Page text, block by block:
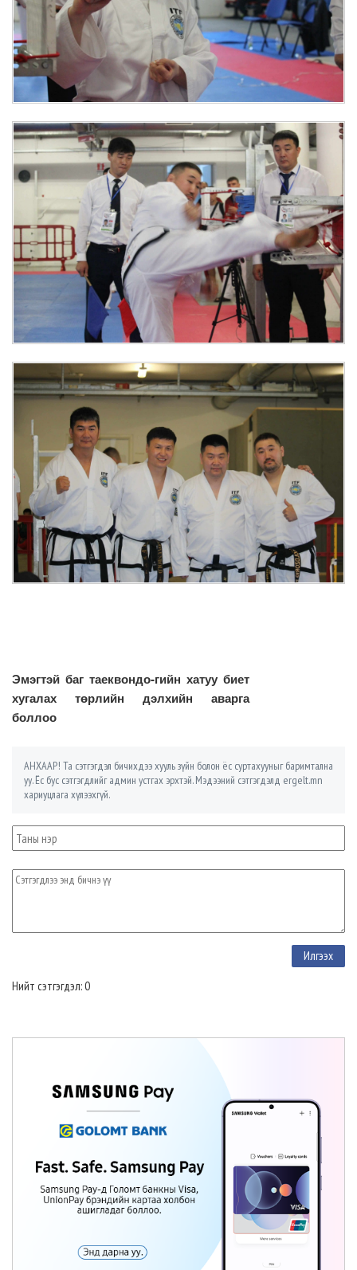
Эмэгтэй баг таеквондо-гийн хатуу биет
хугалах төрлийн дэлхийн аварга
боллоо
АНХААР! Та сэтгэгдэл бичихдээ хууль зүйн болон ёс суртахууныг баримтална
уу. Ёс бус сэтгэгдлийг админ устгах эрхтэй. Мэдээний сэтгэгдэлд ergelt.mn
хариуцлага хүлээхгүй.
Нийт сэтгэгдэл: 0